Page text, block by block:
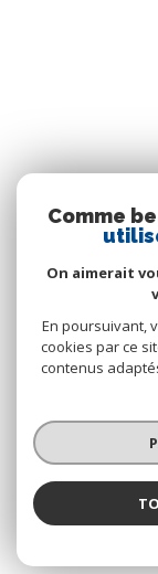
Comme
On aimerait
En poursuivant,
cookies par ce
contenus